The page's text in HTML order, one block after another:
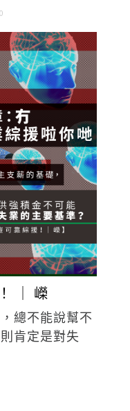
｜ 嶸
總不能說幫不
肯定是對失